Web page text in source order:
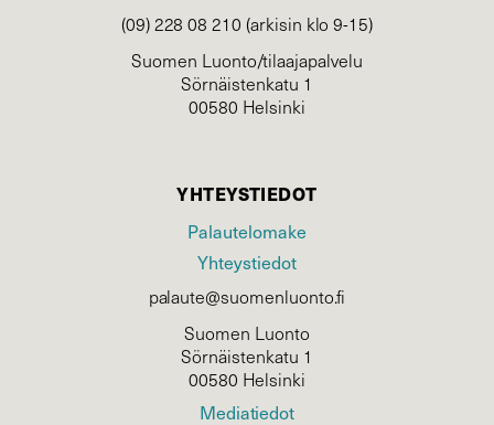
(09) 228 08 210 (arkisin klo 9-15)
Suomen Luonto/tilaajapalvelu
Sörnäistenkatu 1
00580 Helsinki
YHTEYSTIEDOT
Palautelomake
Yhteystiedot
palaute@suomenluonto.fi
Suomen Luonto
Sörnäistenkatu 1
00580 Helsinki
Mediatiedot